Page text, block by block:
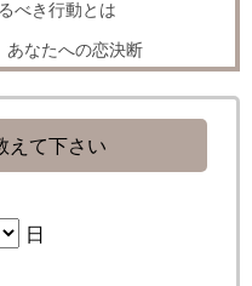
べき行動とは
なたへの恋決断
えて下さい
日